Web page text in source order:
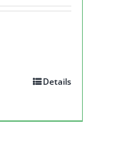
Details